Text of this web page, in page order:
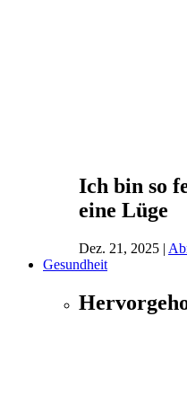
Ich bin so
eine Lüge
Dez. 21, 2025 |
Gesundheit